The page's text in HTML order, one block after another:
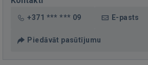
+371 *** *** 09 E-pasts
Piedāvāt pasūtījumu